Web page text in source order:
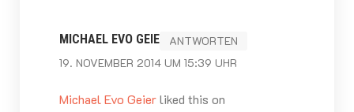
MICHAEL EVO GEIER
19. NOVEMBER 2014 UM 15:39 UHR
ANTWORTEN
Michael Evo Geierliked this on